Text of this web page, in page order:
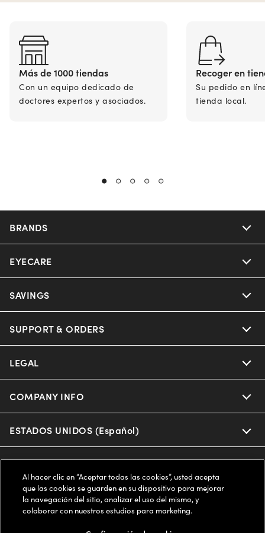
Más de 1000 tiendas
Con un equipo dedicado de
doctores expertos y asociados.
Recoger en
Su pedido en
tienda local.
BRANDS
Nuance Audio
Ray-Ban
Miu Miu
Prada
Michael Kors
Coach
EYECARE
Our Eyeglasses
Our Sunglasses
Eyewear Trends
Our Lenses
Schedule an Eye Exam
SAVINGS
Offers & Discount
Insurance
AARP Members
SUPPORT & ORDERS
Help Center
Online Order Status
Frame Advisor
Style Guide
LEGAL
Privacy Policy
Terms of Use
Notice of Financial Incentive
Independent Doctor's Notice
COMPANY INFO
About us
Accessibility
Our Flagship Stores
ESTADOS UNIDOS (Español)
Buy now, pay later with Klarna*, Affirm or Cash App Afterpay.
Learn More
Al hacer clic en “Aceptar todas las cookies”, usted acepta
que las cookies se guarden en su dispositivo para mejorar
la navegación del sitio, analizar el uso del mismo, y
colaborar con nuestros estudios para marketing.